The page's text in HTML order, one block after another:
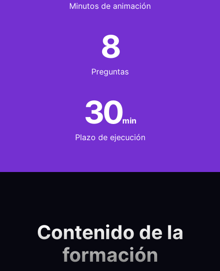
Minutos de animación
8
Preguntas
30min
Plazo de ejecución
Contenido de la
formación